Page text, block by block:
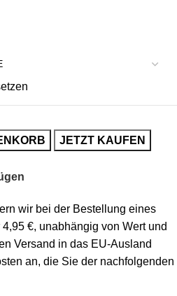
JETZT KAUFEN
wir bei der Bestellung eines
€, unabhängig von Wert und
Versand in das EU-Ausland
an, die Sie der nachfolgenden